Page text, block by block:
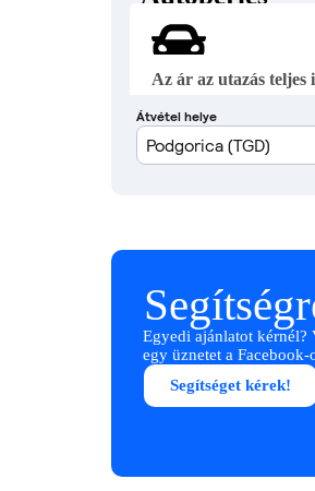
Az ár az utazás
Egyedi ajánlatot kérnél?
egy üznetet a
Segítséget kérek!